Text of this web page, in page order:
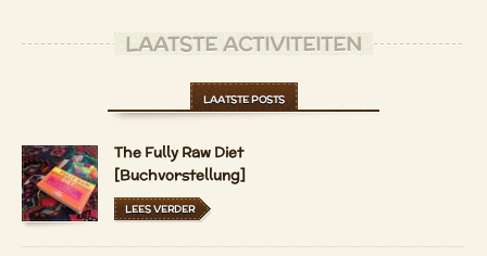
LAATSTE ACTIVITEITEN
LAATSTE POSTS
The Fully Raw Diet
[Buchvorstellung]
LEES VERDER